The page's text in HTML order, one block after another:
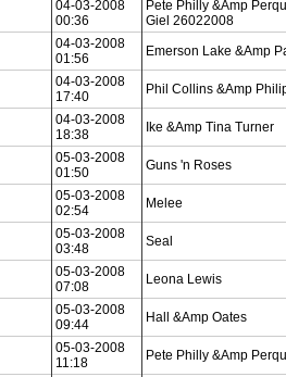
04-03-2008
00:36
Pete Philly &Amp
Giel 26022008
04-03-2008
01:56
Emerson Lake &Amp
04-03-2008
17:40
Phil Collins &Amp
04-03-2008
18:38
Ike &Amp Tina Turner
05-03-2008
01:50
Guns 'n Roses
05-03-2008
02:54
Melee
05-03-2008
03:48
Seal
05-03-2008
07:08
Leona Lewis
05-03-2008
09:44
Hall &Amp Oates
05-03-2008
11:18
Pete Philly &Amp